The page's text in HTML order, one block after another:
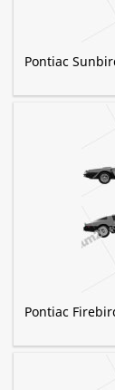
Pontiac
Pontiac